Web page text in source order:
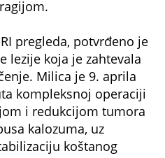
lezije koja je zahtevala
Milica je 9. aprila
kompleksnoj operaciji
i redukcijom tumora
kalozuma, uz
koštanog
uspešno, a